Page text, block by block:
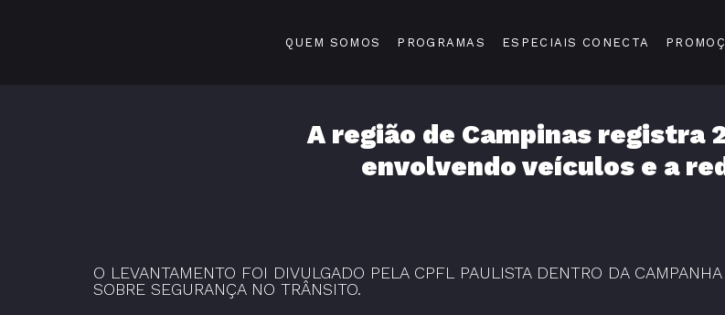
QUEM SOMOS PROGRAMAS ESPECIAIS CONECTA
A região de Campinas registra
envolvendo veículos e a
O LEVANTAMENTO FOI DIVULGADO PELA CPFL PAULISTA DENTRO DA
SOBRE SEGURANÇA NO TRÂNSITO.